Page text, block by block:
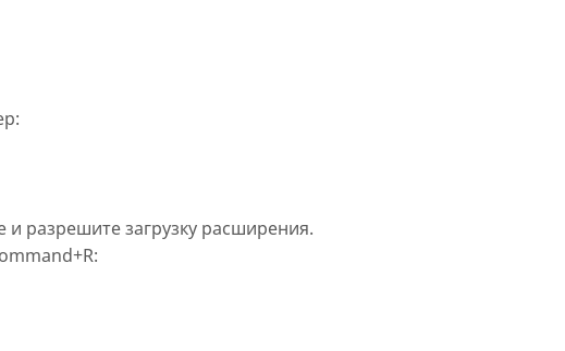
разрешите загрузку расширения.